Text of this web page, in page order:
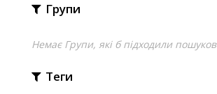
Групи
Немає Групи, які б підходили
Теги